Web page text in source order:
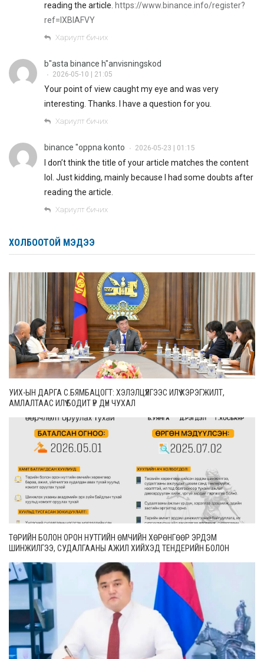
reading the article. https://www.binance.info/register?
ref=IXBIAFVY
Хариулт бичих
b"asta binance h"anvisningskod
• 2026-05-10 | 21:05
Your point of view caught my eye and was very
interesting. Thanks. I have a question for you.
Хариулт бичих
binance "oppna konto • 2026-05-23 | 01:15
I don’t think the title of your article matches the content
lol. Just kidding, mainly because I had some doubts after
reading the article.
Хариулт бичих
ХОЛБООТОЙ МЭДЭЭ
УИХ-ЫН ДАРГА С.БЯМБАЦОГТ: ХЭЛЭЛЦҮҮЛГЭЭС ИЛҮҮ ХЭРЭГЖИЛТ,
АМЛАЛТААС ИЛҮҮ БОДИТ ҮР ДҮН ЧУХАЛ
ТӨРИЙН БОЛОН ОРОН НУТГИЙН ӨМЧИЙН ХӨРӨНГӨӨР ЭРДЭМ
ШИНЖИЛГЭЭ, СУДАЛГААНЫ АЖИЛ ХИЙХЭД ТЕНДЕРИЙН БОЛОН